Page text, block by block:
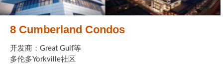
8 Cumberland Condos
开发商：Great Gulf等
多伦多Yorkville社区